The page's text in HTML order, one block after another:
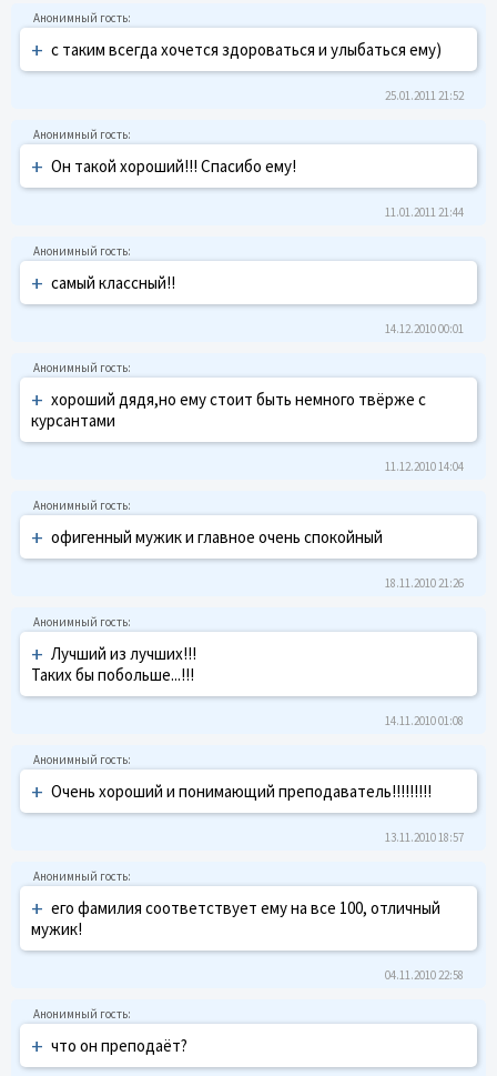
+ с таким всегда хочется здороваться и улыбаться ему)
25.01.2011 21:52
+ Он такой хороший!!! Спасибо ему!
11.01.2011 21:44
+ самый классный!!
14.12.2010 00:01
+ хороший дядя,но ему стоит быть немного твёрже с
курсантами
11.12.2010 14:04
+ офигенный мужик и главное очень спокойный
18.11.2010 21:26
+ Лучший из лучших!!!
Таких бы побольше...!!!
14.11.2010 01:08
+ Очень хороший и понимающий преподаватель!!!!!!!!!
13.11.2010 18:57
+ его фамилия соответствует ему на все 100, отличный
мужик!
04.11.2010 22:58
+ что он преподаёт?